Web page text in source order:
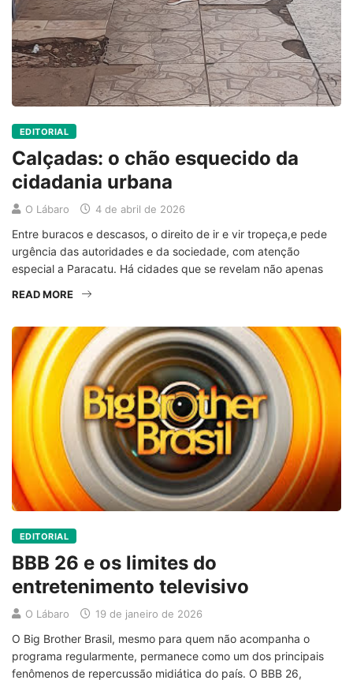
EDITORIAL
Calçadas: o chão esquecido da
cidadania urbana
O Lábaro 4 de abril de 2026
Entre buracos e descasos, o direito de ir e vir tropeça,e pede
urgência das autoridades e da sociedade, com atenção
especial a Paracatu. Há cidades que se revelam não apenas
READ MORE
EDITORIAL
BBB 26 e os limites do
entretenimento televisivo
O Lábaro 19 de janeiro de 2026
O Big Brother Brasil, mesmo para quem não acompanha o
programa regularmente, permanece como um dos principais
fenômenos de repercussão midiática do país. O BBB 26,